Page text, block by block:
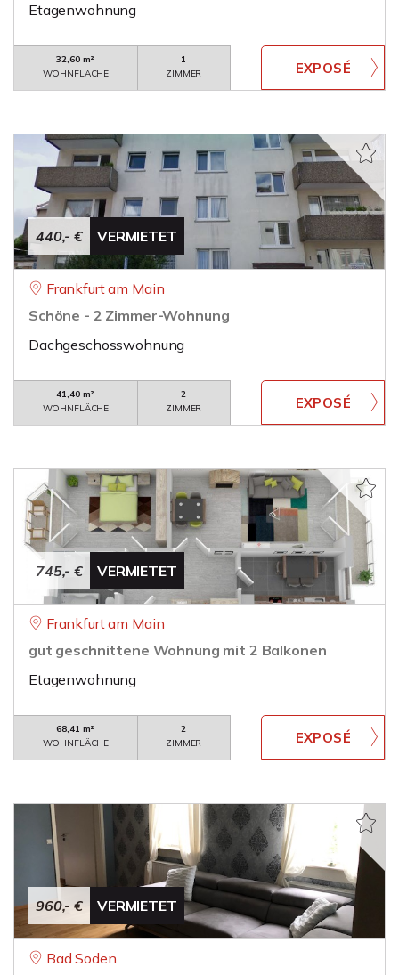
Etagenwohnung
32,60 m²
WOHNFLÄCHE
1
ZIMMER
440,- € VERMIETET
Frankfurt am Main
Schöne - 2 Zimmer-Wohnung
Dachgeschosswohnung
41,40 m²
WOHNFLÄCHE
2
ZIMMER
745,- € VERMIETET
Frankfurt am Main
gut geschnittene Wohnung mit 2 Balkonen
Etagenwohnung
68,41 m²
WOHNFLÄCHE
2
ZIMMER
960,- € VERMIETET
Bad Soden